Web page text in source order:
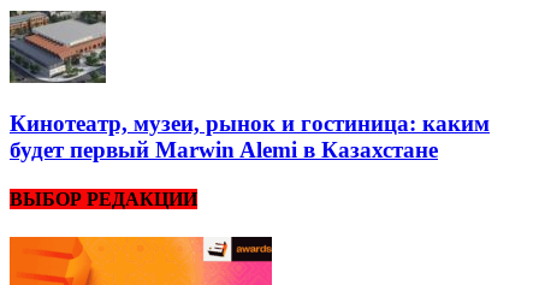
Кинотеатр, музеи, рынок и гостиница: каким
будет первый Marwin Alemi в Казахстане
ВЫБОР РЕДАКЦИИ